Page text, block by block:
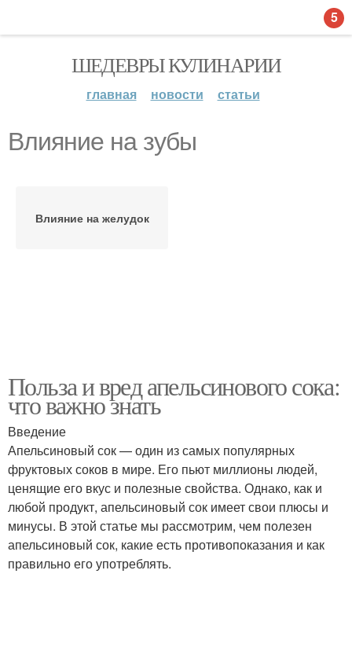
ШЕДЕВРЫ КУЛИНАРИИ
главная новости статьи
Влияние на зубы
Влияние на желудок
Польза и вред апельсинового сока:
что важно знать
Введение
Апельсиновый сок — один из самых популярных
фруктовых соков в мире. Его пьют миллионы людей,
ценящие его вкус и полезные свойства. Однако, как и
любой продукт, апельсиновый сок имеет свои плюсы и
минусы. В этой статье мы рассмотрим, чем полезен
апельсиновый сок, какие есть противопоказания и как
правильно его употреблять.
5